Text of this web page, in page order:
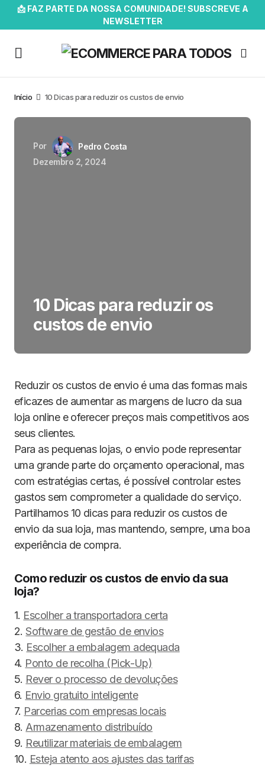
📩 FAZ PARTE DA NOSSA COMUNIDADE! SUBSCREVE A
NEWSLETTER
Início 10 Dicas para reduzir os custos de envio
Por
Pedro Costa
Dezembro 2, 2024
10 Dicas para reduzir os
custos de envio
Reduzir os custos de envio é uma das formas mais
eficazes de aumentar as margens de lucro da sua
loja online e oferecer preços mais competitivos aos
seus clientes.
Para as pequenas lojas, o envio pode representar
uma grande parte do orçamento operacional, mas
com estratégias certas, é possível controlar estes
gastos sem comprometer a qualidade do serviço.
Partilhamos 10 dicas para reduzir os custos de
envio da sua loja, mas mantendo, sempre, uma boa
experiência de compra.
Como reduzir os custos de envio da sua
loja?
1. Escolher a transportadora certa
2.Software de gestão de envios
3. Escolher a embalagem adequada
4. Ponto de recolha (Pick-Up)
5. Rever o processo de devoluções
6. Envio gratuito inteligente
7. Parcerias com empresas locais
8. Armazenamento distribuído
9. Reutilizar materiais de embalagem
10. Esteja atento aos ajustes das tarifas